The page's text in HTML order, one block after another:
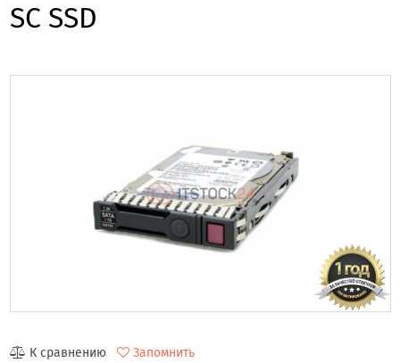
SC SSD
К сравнению Запомнить